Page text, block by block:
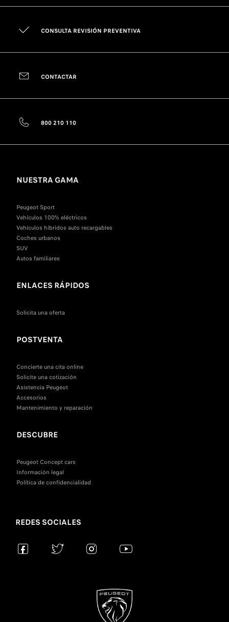
CONSULTA REVISIÓN PREVENTIVA
CONTACTAR
800 210 110
NUESTRA GAMA
Peugeot Sport
Vehículos 100% eléctricos
Vehículos híbridos auto recargables
Coches urbanos
SUV
Autos familiares
ENLACES RÁPIDOS
Solicita una oferta
POSTVENTA
Concierte una cita online
Solicite una cotización
Asistencia Peugeot
Accesorios
Mantenimiento y reparación
DESCUBRE
Peugeot Concept cars
Información legal
Política de confidencialidad
REDES SOCIALES